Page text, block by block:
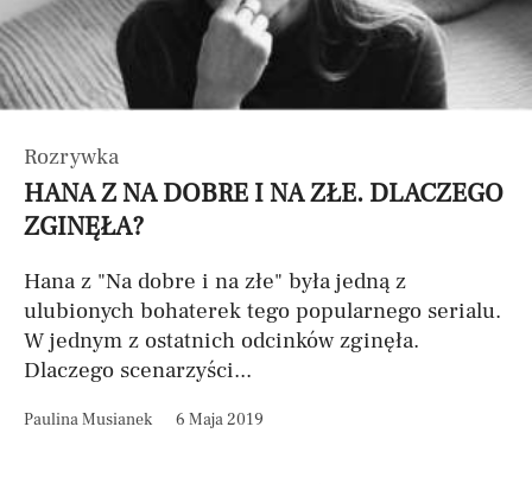
Rozrywka
HANA Z NA DOBRE I NA ZŁE. DLACZEGO
ZGINĘŁA?
Hana z "Na dobre i na złe" była jedną z
ulubionych bohaterek tego popularnego serialu.
W jednym z ostatnich odcinków zginęła.
Dlaczego scenarzyści...
Paulina Musianek 6 Maja 2019